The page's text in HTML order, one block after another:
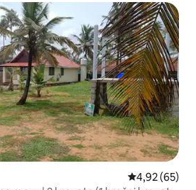
prosječna
4,92 (65)